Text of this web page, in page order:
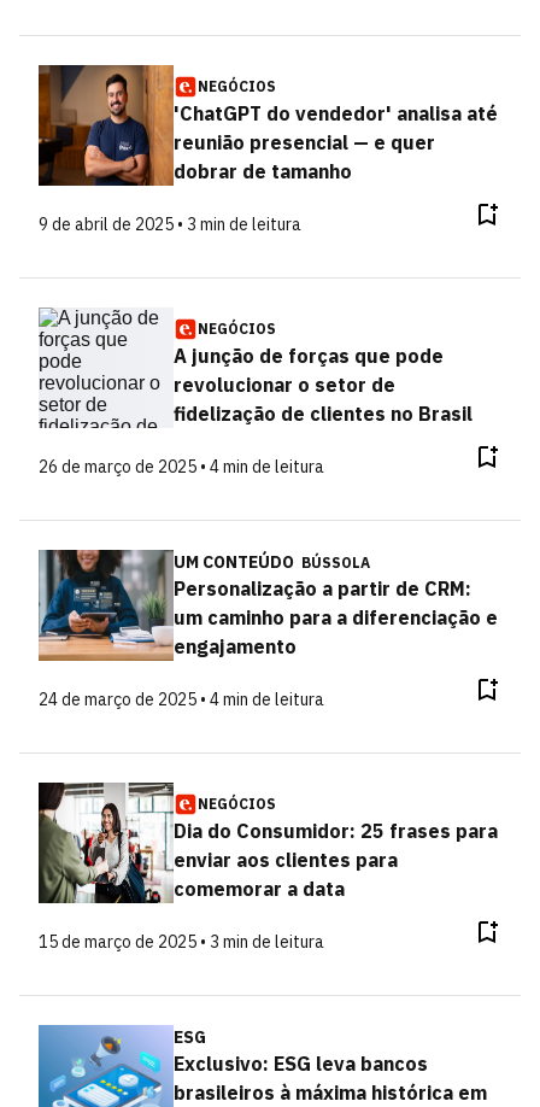
NEGÓCIOS
'ChatGPT do vendedor' analisa até
reunião presencial — e quer
dobrar de tamanho
9 de abril de 2025 • 3 min de leitura
NEGÓCIOS
A junção de forças que pode
revolucionar o setor de
fidelização de clientes no Brasil
26 de março de 2025 • 4 min de leitura
UM CONTEÚDO BÚSSOLA
Personalização a partir de CRM:
um caminho para a diferenciação e
engajamento
24 de março de 2025 • 4 min de leitura
NEGÓCIOS
Dia do Consumidor: 25 frases para
enviar aos clientes para
comemorar a data
15 de março de 2025 • 3 min de leitura
ESG
Exclusivo: ESG leva bancos
brasileiros à máxima histórica em